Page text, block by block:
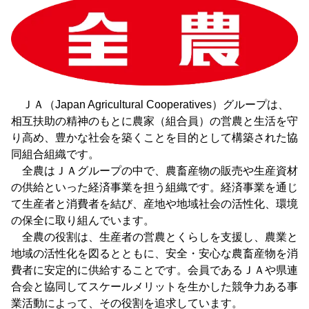
ＪＡ（Japan Agricultural Cooperatives）グループは、
相互扶助の精神のもとに農家（組合員）の営農と生活を守
り高め、豊かな社会を築くことを目的として構築された協
同組合組織です。
全農はＪＡグループの中で、農畜産物の販売や生産資材
の供給といった経済事業を担う組織です。経済事業を通じ
て生産者と消費者を結び、産地や地域社会の活性化、環境
の保全に取り組んでいます。
全農の役割は、生産者の営農とくらしを支援し、農業と
地域の活性化を図るとともに、安全・安心な農畜産物を消
費者に安定的に供給することです。会員であるＪＡや県連
合会と協同してスケールメリットを生かした競争力ある事
業活動によって、その役割を追求しています。